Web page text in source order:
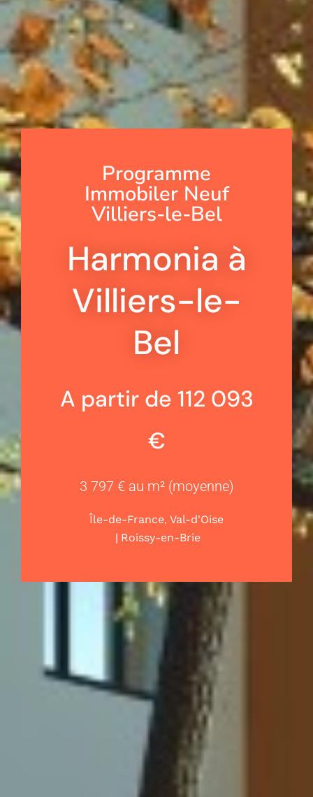
Programme
Immobiler Neuf
Villiers-le-Bel
Harmonia à
Villiers-le-
Bel
A partir de 112 093
€
3 797 € au m² (moyenne)
Île-de-France, Val-d'Oise
| Roissy-en-Brie